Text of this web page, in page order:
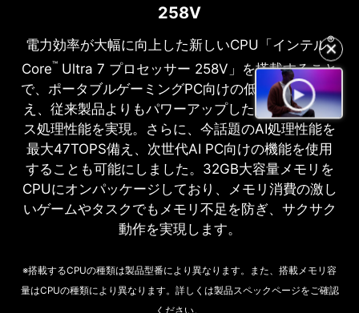
✕
258V
電力効率が大幅に向上した新しいCPU「インテル®
Core™ Ultra 7 プロセッサー 258V」を搭載すること
で、ポータブルゲーミングPC向けの低消費電力に加
え、従来製品よりもパワーアップしたグラフィック
ス処理性能を実現。さらに、今話題のAI処理性能を
最大47TOPS備え、次世代AI PC向けの機能を使用
することも可能にしました。32GB大容量メモリを
CPUにオンパッケージしており、メモリ消費の激し
いゲームやタスクでもメモリ不足を防ぎ、サクサク
動作を実現します。
※搭載するCPUの種類は製品型番により異なります。また、搭載メモリ容
量はCPUの種類により異なります。詳しくは製品スペックページをご確認
ください。